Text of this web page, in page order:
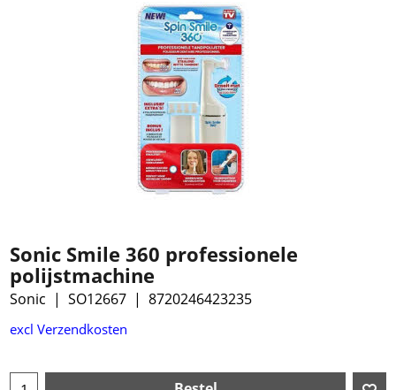
Sonic Smile 360 professionele
polijstmachine
Sonic SO12667 8720246423235
€8.99